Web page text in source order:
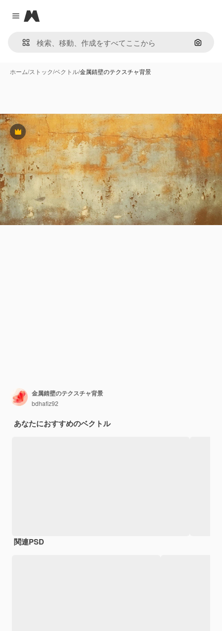
Close menu
Magnific
画像で
ホーム/ストック/ベクトル/金属錆壁のテクスチャ背景
Premium
金属錆壁のテクスチャ背景
bdhafiz92
あなたにおすすめのベクトル
関連PSD